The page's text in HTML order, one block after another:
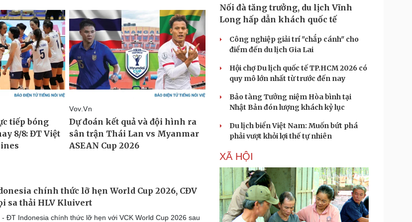
chính thức lỡ hẹn World Cup 2026, CĐV
sa thải HLV Kluivert
- ĐT Indonesia chính thức lỡ hẹn với VCK World Cup 2026 sau
Nối đà tăng trưởng, du lịch Vĩnh
Long hấp dẫn khách quốc tế
Công nghiệp giải trí "chắp cánh" cho
điểm đến du lịch Gia Lai
Hội chợ Du lịch quốc tế TP.HCM 2026 có
quy mô lớn nhất từ trước đến nay
Bảo tàng Tưởng niệm Hòa bình tại
Nhật Bản đón lượng khách kỷ lục
Du lịch biển Việt Nam: Muốn bứt phá
phải vượt khỏi lợi thế tự nhiên
XÃ HỘI